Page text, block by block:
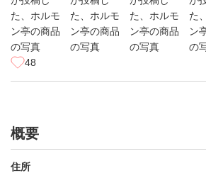
48
概要
住所